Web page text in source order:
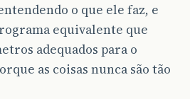
o que ele faz, e
equivalente que
adequados para o
as coisas nunca são tão